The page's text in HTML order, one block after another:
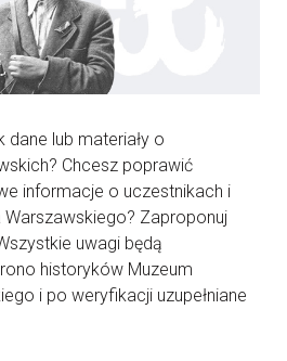
lub materiały o
Chcesz poprawić
informacje o uczestnikach i
Warszawskiego? Zaproponuj
uwagi będą
historyków Muzeum
i po weryfikacji uzupełniane